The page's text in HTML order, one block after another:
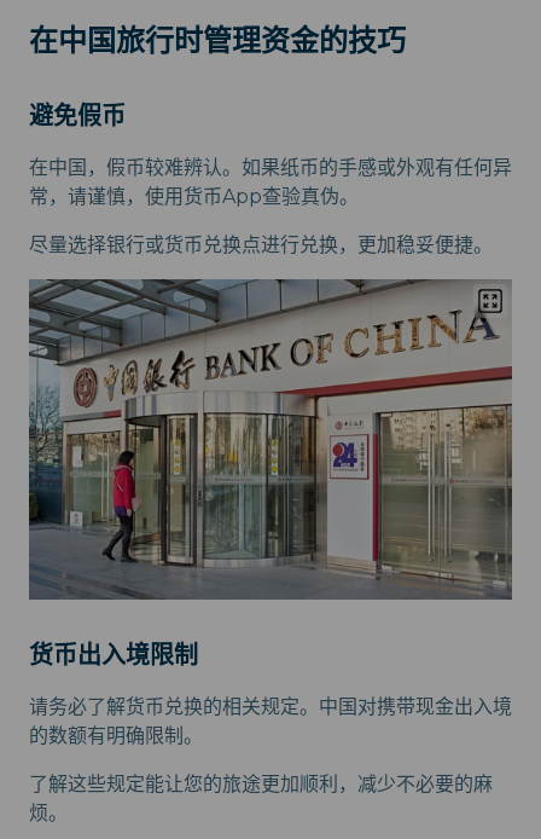
在中国旅行时管理资金的技巧
避免假币
在中国，假币较难辨认。如果纸币的手感或外观有任何异
常，请谨慎，使用货币App查验真伪。
尽量选择银行或货币兑换点进行兑换，更加稳妥便捷。
货币出入境限制
请务必了解货币兑换的相关规定。中国对携带现金出入境
的数额有明确限制。
了解这些规定能让您的旅途更加顺利，减少不必要的麻
烦。